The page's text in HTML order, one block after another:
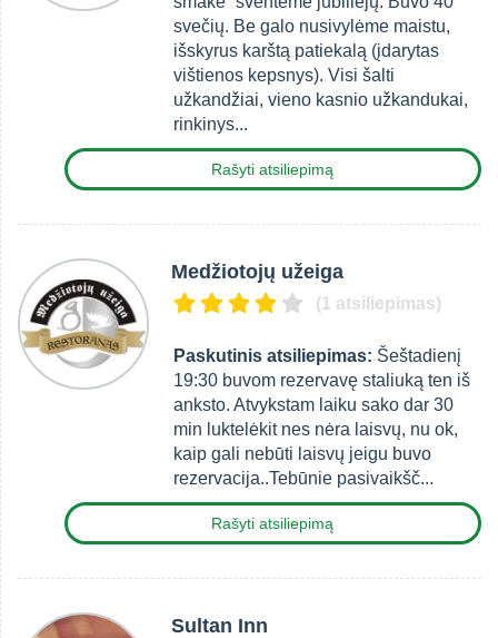
svečių. Be galo nusivylėme maistu,
išskyrus karštą patiekalą (įdarytas
vištienos kepsnys). Visi šalti
užkandžiai, vieno kasnio užkandukai,
rinkinys...
Rašyti atsiliepimą
Medžiotojų užeiga
(1 atsiliepimas)
Paskutinis atsiliepimas: Šeštadienį
19:30 buvom rezervavę staliuką ten iš
anksto. Atvykstam laiku sako dar 30
min luktelėkit nes nėra laisvų, nu ok,
kaip gali nebūti laisvų jeigu buvo
rezervacija..Tebūnie pasivaikšč...
Rašyti atsiliepimą
Sultan Inn